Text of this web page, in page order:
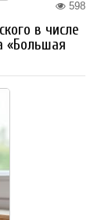
598
в числе
«Большая